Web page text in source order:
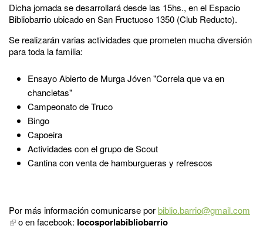
Dicha jornada se desarrollará desde las 15hs., en el Espacio
Bibliobarrio ubicado en San Fructuoso 1350 (Club Reducto).
Se realizarán varias actividades que prometen mucha diversión
para toda la familia:
Ensayo Abierto de Murga Jóven "Correla que va en
chancletas"
Campeonato de Truco
Bingo
Capoeira
Actividades con el grupo de Scout
Cantina con venta de hamburgueras y refrescos
Por más información comunicarse porbiblio.barrio@gmail.com
o en facebook: locosporlabibliobarrio